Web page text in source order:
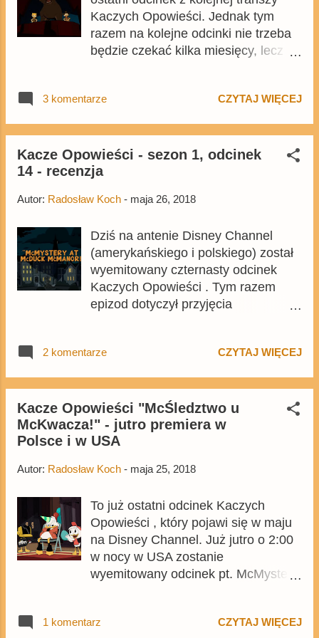
Kaczych Opowieści. Jednak tym
razem na kolejne odcinki nie trzeba
będzie czekać kilka miesięcy, lecz
czerwiec polski Disney Channel nie
czerwcu na amerykańskim Disney
Channel zostaną wyemitowane 3
nowe odcinki. Premiery ich są
na godzinę 9:30, czyli 15:30
poszczególnych odcinków.
3 komentarze CZYTAJ WIĘCEJ
Kacze Opowieści - sezon 1, odcinek
14 - recenzja
Autor: Radosław Koch - maja 26, 2018
Dziś na antenie Disney Channel
(amerykańskiego i polskiego) został
wyemitowany czternasty odcinek
Kaczych Opowieści . Tym razem
epizod dotyczył przyjęcia
wiele postaci zarówno z klasycznego
dobry odcinek, by poznać
odpowiedzi zapraszam do
przeczytania recenzji McŚledztwa u
McKwacza , nie zawierającej
odcinka . Kolejny odcinek serialu
czerwca. Niestety nadal nie wiadomo
kiedy kolejne odcinki Kaczych
Opowieści pojawią się w Polsce.
McŚledztwo u McKwacza!
2 komentarze CZYTAJ WIĘCEJ
Kacze Opowieści "McŚledztwo u
McKwacza!" - jutro premiera w
Polsce i w USA
Autor: Radosław Koch - maja 25, 2018
To już ostatni odcinek Kaczych
Opowieści , który pojawi się w maju
na Disney Channel. Już jutro o 2:00
w nocy w USA zostanie
wyemitowany odcinek pt. McMystery
Natomiast 7 godzin później, czyli o
1 komentarz CZYTAJ WIĘCEJ